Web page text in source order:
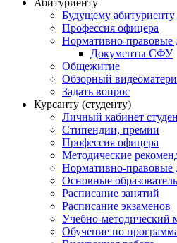
Абитуриенту
Будущему
Профессия офицера
Нормативно-правовые
Документы СФУ
Общежитие
Обзорный
Задать вопрос
Курсанту (студенту)
Личный кабинет
Стипендии, премии
Профессия офицера
Методические
Нормативно-правовые
Основные
Расписание занятий
Расписание экзаменов
Учебно-методический
Обучение по